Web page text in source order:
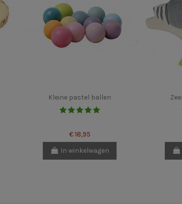
Kleine pastel ballen
€ 18,95
In winkelwagen